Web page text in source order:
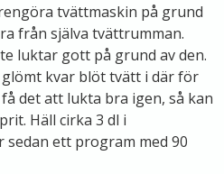
tvättmaskin på grund
från själva tvättrumman.
luktar gott på grund av den.
kvar blöt tvätt i där för
det att lukta bra igen, så kan
Häll cirka 3 dl i
ett program med 90